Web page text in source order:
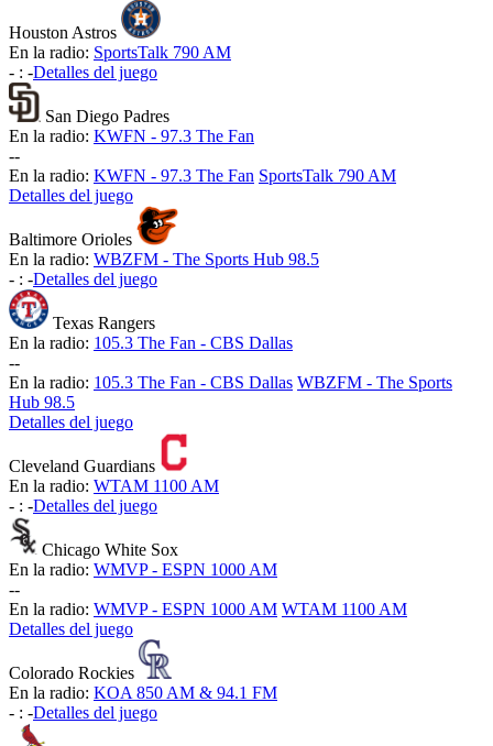
Houston Astros
En la radio: SportsTalk 790 AM
- : -Detalles del juego
San Diego Padres
En la radio: KWFN - 97.3 The Fan
--
En la radio: KWFN - 97.3 The Fan SportsTalk 790 AM
Detalles del juego
Baltimore Orioles
En la radio: WBZFM - The Sports Hub 98.5
- : -Detalles del juego
Texas Rangers
En la radio: 105.3 The Fan - CBS Dallas
--
En la radio: 105.3 The Fan - CBS Dallas WBZFM - The Sports
Hub 98.5
Detalles del juego
Cleveland Guardians
En la radio: WTAM 1100 AM
- : -Detalles del juego
Chicago White Sox
En la radio: WMVP - ESPN 1000 AM
--
En la radio: WMVP - ESPN 1000 AM WTAM 1100 AM
Detalles del juego
Colorado Rockies
En la radio: KOA 850 AM & 94.1 FM
- : -Detalles del juego